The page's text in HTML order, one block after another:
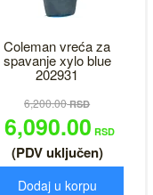
Coleman vreća za
spavanje xylo blue
202931
6,200.00RSD
6,090.00 RSD
(PDV uključen)
Dodaj u korpu